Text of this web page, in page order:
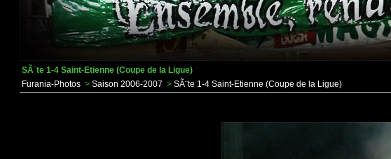
SÃ¨te 1-4 Saint-Etienne (Coupe de la Ligue)
Furania-Photos > Saison 2006-2007 > SÃ¨te 1-4 Saint-Etienne (Coupe de la Ligue)